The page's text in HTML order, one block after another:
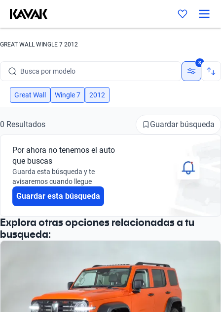
GREAT WALL WINGLE 7 2012
Busca por modelo
Busca por versión
Busca por marca
Busca por modelo
Busca por versión
3
Great Wall Wingle 7 2012
0 Resultados Guardar búsqueda
Por ahora no tenemos el auto
que buscas
Guarda esta búsqueda y te
avisaremos cuando llegue
Guardar esta búsqueda
Explora otras opciones relacionadas a tu
busqueda: